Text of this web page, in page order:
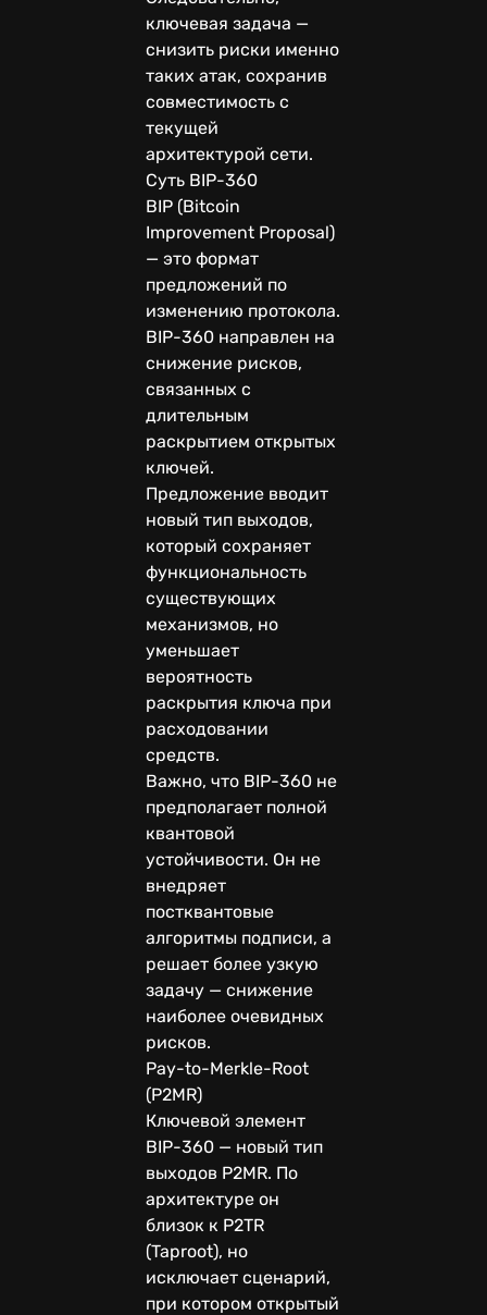
ключевая задача —
снизить риски именно
таких атак, сохранив
совместимость с
текущей
архитектурой сети.
Суть BIP-360
BIP (Bitcoin
Improvement Proposal)
— это формат
предложений по
изменению протокола.
BIP-360 направлен на
снижение рисков,
связанных с
длительным
раскрытием открытых
ключей.
Предложение вводит
новый тип выходов,
который сохраняет
функциональность
существующих
механизмов, но
уменьшает
вероятность
раскрытия ключа при
расходовании
средств.
Важно, что BIP-360 не
предполагает полной
квантовой
устойчивости. Он не
внедряет
постквантовые
алгоритмы подписи, а
решает более узкую
задачу — снижение
наиболее очевидных
рисков.
Pay-to-Merkle-Root
(P2MR)
Ключевой элемент
BIP-360 — новый тип
выходов P2MR. По
архитектуре он
близок к P2TR
(Taproot), но
исключает сценарий,
при котором открытый